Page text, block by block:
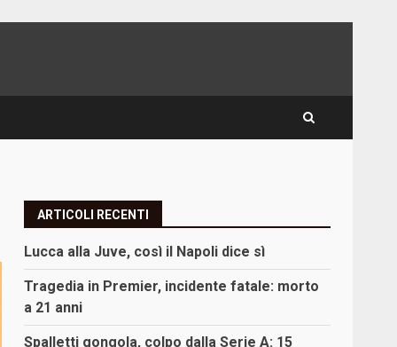
ARTICOLI RECENTI
Lucca alla Juve, così il Napoli dice sì
Tragedia in Premier, incidente fatale: morto
a 21 anni
Spalletti gongola, colpo dalla Serie A: 15